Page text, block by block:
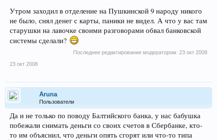
Вот мне стало интересно это только в Новгороде банк пытаются
опустить, вызвав панику у вкладчиков или везде его козлят где он
работает?
Утром заходил в отделение на Пушкинской 9 народу никого
не было, снял денег с карты, паники не видел. А что у вас там
старушки на лавочке своими разговорами обвал банковской
системы сделали?
Последнее редактирование модератором: 23 окт 2008
23 окт 2008
Aruna
Пользователи
Да и не только по поводу Балтийского банка, у нас бабушка
побежали снимать деньги со своих счетов в Сбербанке, кто-
то им объяснил, что деньги опять сгорят или что-то типа